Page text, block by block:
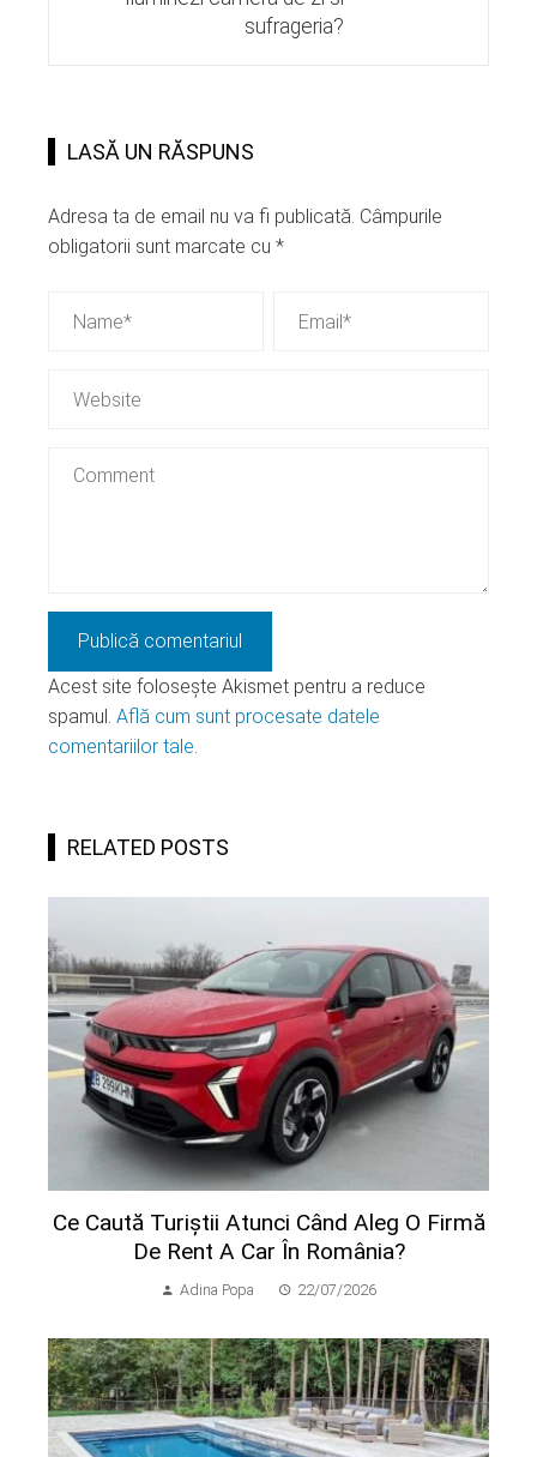
sufrageria?
LASĂ UN RĂSPUNS
Adresa ta de email nu va fi publicată. Câmpurile
obligatorii sunt marcate cu *
Acest site folosește Akismet pentru a reduce
spamul. Află cum sunt procesate datele
comentariilor tale.
RELATED POSTS
Ce Caută Turiștii Atunci Când Aleg O Firmă
De Rent A Car În România?
Adina Popa 22/07/2026